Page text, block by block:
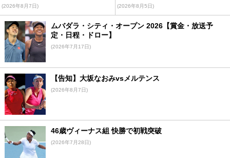
(2026年8月7日) (2026年8月5日)
ムバダラ・シティ・オープン 2026【賞金・放送予
定・日程・ドロー】
(2026年7月17日)
【告知】大坂なおみvsメルテンス
(2026年8月7日)
46歳ヴィーナス組 快勝で初戦突破
(2026年7月28日)